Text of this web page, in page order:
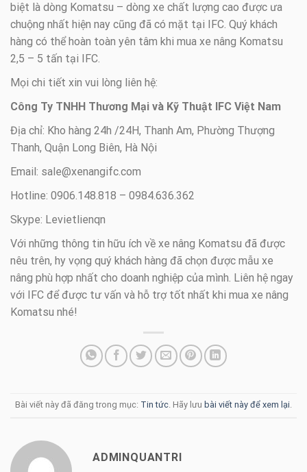
biệt là dòng Komatsu – dòng xe chất lượng cao được ưa
chuộng nhất hiện nay cũng đã có mặt tại IFC. Quý khách
hàng có thể hoàn toàn yên tâm khi mua xe nâng Komatsu
2,5 – 5 tấn tại IFC.
Mọi chi tiết xin vui lòng liên hệ:
Công Ty TNHH Thương Mại và Kỹ Thuật IFC Việt Nam
Địa chỉ: Kho hàng 24h /24H, Thanh Am, Phường Thượng
Thanh, Quận Long Biên, Hà Nội
Email: sale@xenangifc.com
Hotline: 0906.148.818 – 0984.636.362
Skype: Levietlienqn
Với những thông tin hữu ích về xe nâng Komatsu đã được
nêu trên, hy vọng quý khách hàng đã chọn được mẫu xe
nâng phù hợp nhất cho doanh nghiệp của mình. Liên hệ ngay
với IFC để được tư vấn và hỗ trợ tốt nhất khi mua xe nâng
Komatsu nhé!
Bài viết này đã đăng trong mục: Tin tức . Hãy lưu bài viết này để xem lại
ADMINQUANTRI